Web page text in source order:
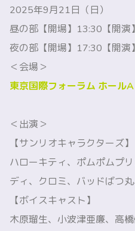
2025年9月21日（日）
昼の部【開場】13:30【開演
夜の部【開場】17:30【開演
＜会場＞
東京国際フォーラム ホールA
＜出演＞
【サンリオキャラクターズ】
ハローキティ、ポムポムプ
ディ、クロミ、バッドばつ
【ボイスキャスト】
木原瑠生、小波津亜廉、高